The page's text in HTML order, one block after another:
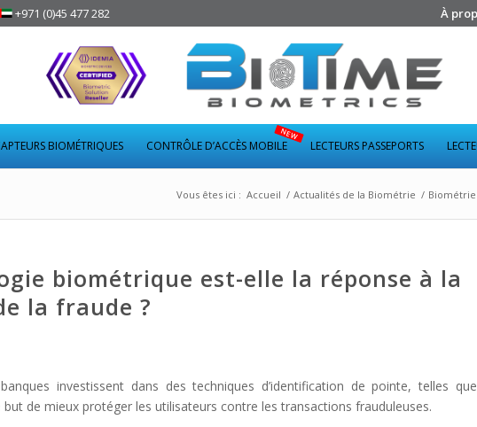
À
+971 (0)45 477 282
BIOMÉTRIQUES CONTRÔLE D’ACCÈS MOBILE LECTEURS PASSEPORTS
Vous êtes ici : Accueil / Actualités de la Biométrie / Biométrie
biométrique est-elle la réponse à la
la fraude ?
investissent dans des techniques d’identification de pointe, telles
but de mieux protéger les utilisateurs contre les transactions frauduleuses.